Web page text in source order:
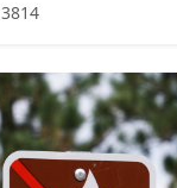
3814